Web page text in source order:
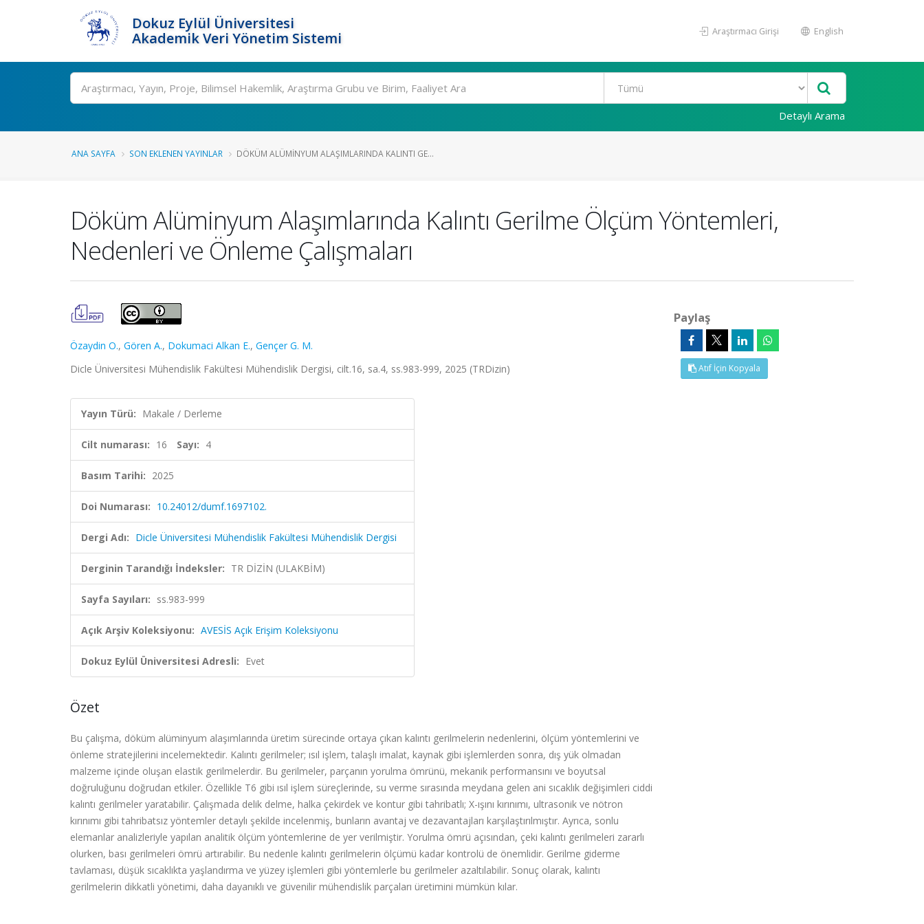
Dokuz Eylül Üniversitesi
Akademik Veri Yönetim Sistemi
Araştırmacı Girişi English
Ara
Detaylı Arama
ANA SAYFA SON EKLENEN YAYINLAR DÖKÜM ALÜMINYUM ALAŞIMLARINDA KALINTI GE...
Döküm Alüminyum Alaşımlarında Kalıntı Gerilme Ölçüm Yöntemleri,
Nedenleri ve Önleme Çalışmaları
Özaydin O., Gören A., Dokumaci Alkan E., Gençer G. M.
Dicle Üniversitesi Mühendislik Fakültesi Mühendislik Dergisi, cilt.16, sa.4, ss.983-999, 2025 (TRDizin)
Yayın Türü: Makale / Derleme
Cilt numarası: 16 Sayı: 4
Basım Tarihi: 2025
Doi Numarası: 10.24012/dumf.1697102.
Dergi Adı: Dicle Üniversitesi Mühendislik Fakültesi Mühendislik Dergisi
Derginin Tarandığı İndeksler: TR DİZİN (ULAKBİM)
Sayfa Sayıları: ss.983-999
Açık Arşiv Koleksiyonu: AVESİS Açık Erişim Koleksiyonu
Dokuz Eylül Üniversitesi Adresli: Evet
Özet
Bu çalışma, döküm alüminyum alaşımlarında üretim sürecinde ortaya çıkan kalıntı gerilmelerin nedenlerini, ölçüm yöntemlerini ve
önleme stratejilerini incelemektedir. Kalıntı gerilmeler; ısıl işlem, talaşlı imalat, kaynak gibi işlemlerden sonra, dış yük olmadan
malzeme içinde oluşan elastik gerilmelerdir. Bu gerilmeler, parçanın yorulma ömrünü, mekanik performansını ve boyutsal
doğruluğunu doğrudan etkiler. Özellikle T6 gibi ısıl işlem süreçlerinde, su verme sırasında meydana gelen ani sıcaklık değişimleri ciddi
kalıntı gerilmeler yaratabilir. Çalışmada delik delme, halka çekirdek ve kontur gibi tahribatlı; X-ışını kırınımı, ultrasonik ve nötron
kırınımı gibi tahribatsız yöntemler detaylı şekilde incelenmiş, bunların avantaj ve dezavantajları karşılaştırılmıştır. Ayrıca, sonlu
elemanlar analizleriyle yapılan analitik ölçüm yöntemlerine de yer verilmiştir. Yorulma ömrü açısından, çeki kalıntı gerilmeleri zararlı
olurken, bası gerilmeleri ömrü artırabilir. Bu nedenle kalıntı gerilmelerin ölçümü kadar kontrolü de önemlidir. Gerilme giderme
tavlaması, düşük sıcaklıkta yaşlandırma ve yüzey işlemleri gibi yöntemlerle bu gerilmeler azaltılabilir. Sonuç olarak, kalıntı
gerilmelerin dikkatli yönetimi, daha dayanıklı ve güvenilir mühendislik parçaları üretimini mümkün kılar.
Paylaş
Atıf İçin Kopyala